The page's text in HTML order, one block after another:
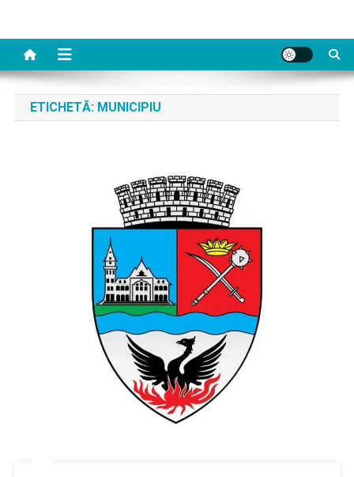
ETICHETĂ: MUNICIPIU